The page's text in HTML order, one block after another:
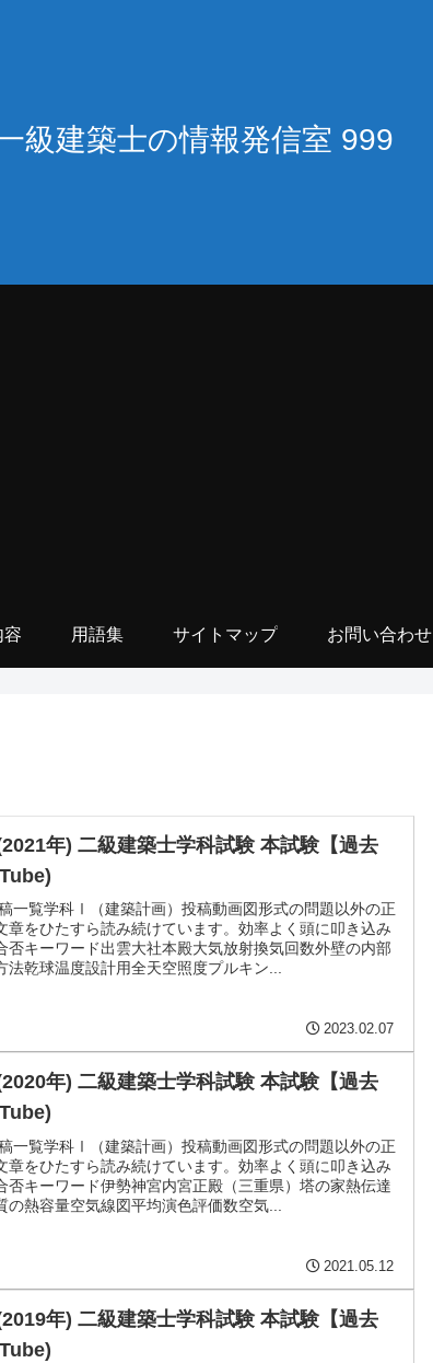
級建築士の情報発信室 999
容 用語集 サイトマップ お問い合わせ
年) 二級建築士学科試験 本試験【過去
一覧学科Ⅰ（建築計画）投稿動画図形式の問題以外の正
章をひたすら読み続けています。効率よく頭に叩き込み
否キーワード出雲大社本殿大気放射換気回数外壁の内部
法乾球温度設計用全天空照度プルキン...
2023.02.07
年) 二級建築士学科試験 本試験【過去
一覧学科Ⅰ（建築計画）投稿動画図形式の問題以外の正
章をひたすら読み続けています。効率よく頭に叩き込み
否キーワード伊勢神宮内宮正殿（三重県）塔の家熱伝達
の熱容量空気線図平均演色評価数空気...
2021.05.12
年) 二級建築士学科試験 本試験【過去